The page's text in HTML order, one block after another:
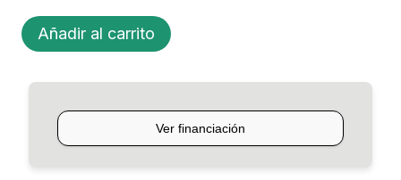
BAFLE
PORTATIL
BOOMBOXC
cantidad
Añadir al carrito